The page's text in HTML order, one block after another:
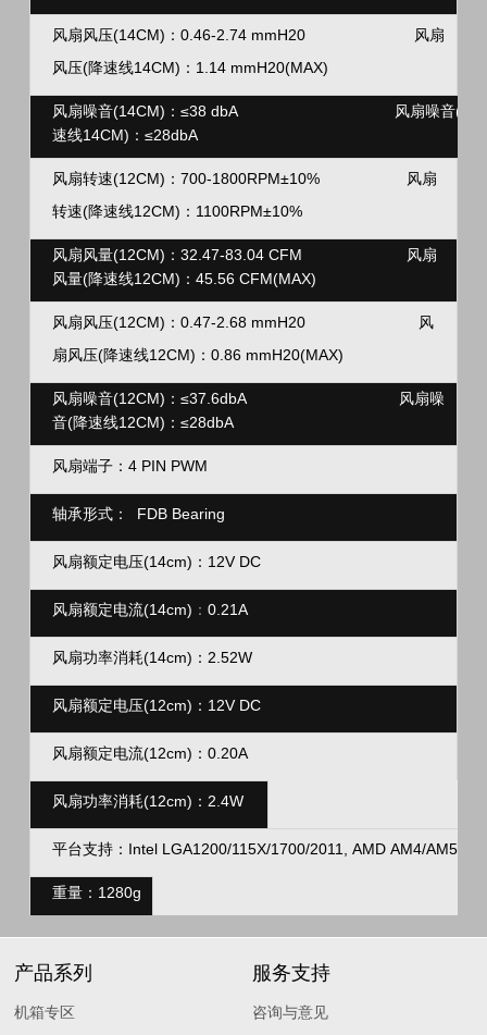
风扇风压(14CM)： 0.46-2.74 mmH20
风扇
风压(降速线14CM)： 1.14 mmH20(MAX)
风扇噪音(14CM)： ≤38 dbA 风扇噪音(降
速线14CM) ： ≤28dbA
风扇转速(12CM)： 700-1800RPM±10%
风扇
转速(降速线12CM)： 1100RPM±10%
风扇风量(12CM)： 32.47-83.04 CFM
风扇
风量(降速线12CM) ：45.56 CFM(MAX)
风扇风压(12CM)： 0.47-2.68 mmH20
风
扇风压(降速线12CM)： 0.86 mmH20(MAX)
风扇噪音(12CM)： ≤37.6dbA 风扇噪
音(降速线12CM) ： ≤28dbA
风扇端子：4 PIN PWM
轴承形式： FDB Bearing
风扇额定电压(14cm)： 12V DC
风扇额定电流(14cm) ： 0.21A
风扇功率消耗(14cm)： 2.52W
风扇额定电压(12cm)： 12V DC
风扇额定电流(12cm) ： 0.20A
风扇功率消耗(12cm)： 2.4W
平台支持：Intel LGA1200/115X/1700/2011, AMD AM4/AM5
重量：1280g
产品系列
机箱专区
服务支持
咨询与意见